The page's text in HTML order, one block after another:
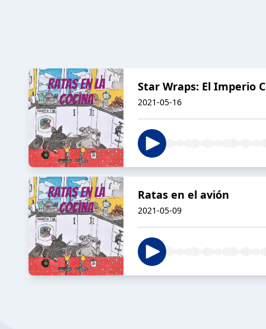
Star Wraps: El Imperio
2021-05-16
Ratas en el avión
2021-05-09